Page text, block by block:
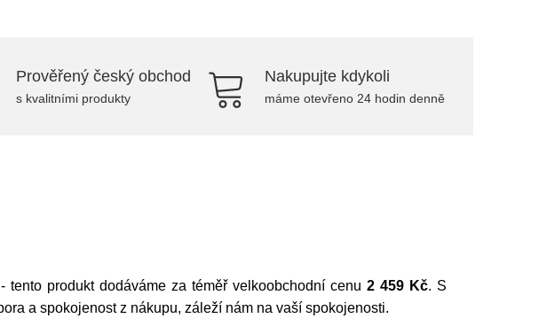
Prověřený český obchod
s kvalitními produkty
Nakupujte kdykoli
máme otevřeno 24 hodin denně
- tento produkt dodáváme za téměř velkoobchodní cenu 2 459 Kč. S
a spokojenost z nákupu, záleží nám na vaší spokojenosti.